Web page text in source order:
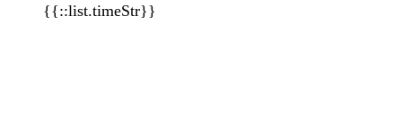
{{::list.timeStr}}